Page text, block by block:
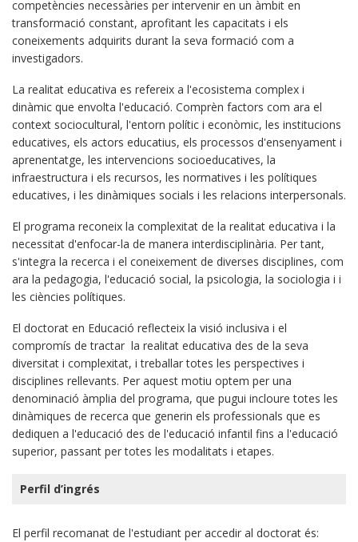
competències necessàries per intervenir en un àmbit en
transformació constant, aprofitant les capacitats i els
coneixements adquirits durant la seva formació com a
investigadors.
La realitat educativa es refereix a l'ecosistema complex i
dinàmic que envolta l'educació. Comprèn factors com ara el
context sociocultural, l'entorn polític i econòmic, les institucions
educatives, els actors educatius, els processos d'ensenyament i
aprenentatge, les intervencions socioeducatives, la
infraestructura i els recursos, les normatives i les polítiques
educatives, i les dinàmiques socials i les relacions interpersonals.
El programa reconeix la complexitat de la realitat educativa i la
necessitat d'enfocar-la de manera interdisciplinària. Per tant,
s'integra la recerca i el coneixement de diverses disciplines, com
ara la pedagogia, l'educació social, la psicologia, la sociologia i i
les ciències polítiques.
El doctorat en Educació reflecteix la visió inclusiva i el
compromís de tractar la realitat educativa des de la seva
diversitat i complexitat, i treballar totes les perspectives i
disciplines rellevants. Per aquest motiu optem per una
denominació àmplia del programa, que pugui incloure totes les
dinàmiques de recerca que generin els professionals que es
dediquen a l'educació des de l'educació infantil fins a l'educació
superior, passant per totes les modalitats i etapes.
Perfil d’ingrés
El perfil recomanat de l'estudiant per accedir al doctorat és: